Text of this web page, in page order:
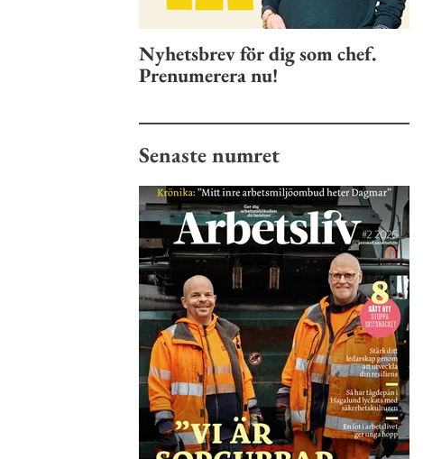
Nyhetsbrev för dig som chef.
Prenumerera nu!
Senaste numret